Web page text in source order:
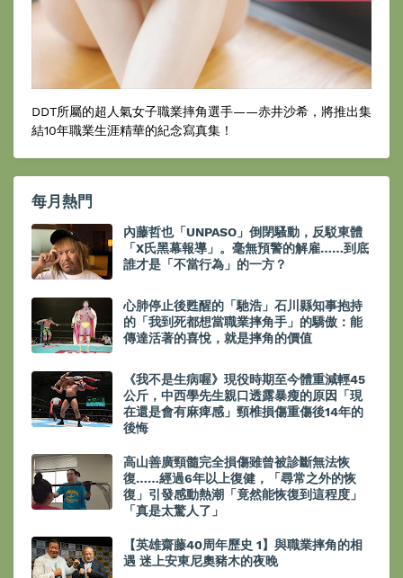
DDT所屬的超人氣女子職業摔角選手——赤井沙希，將推出集
結10年職業生涯精華的紀念寫真集！
每月熱門
內藤哲也「UNPASO」倒閉騷動，反駁東體
「X氏黑幕報導」。毫無預警的解雇……到底
誰才是「不當行為」的一方？
心肺停止後甦醒的「馳浩」石川縣知事抱持
的「我到死都想當職業摔角手」的驕傲：能
傳達活著的喜悅，就是摔角的價值
《我不是生病喔》現役時期至今體重減輕45
公斤，中西學先生親口透露暴瘦的原因「現
在還是會有麻痺感」頸椎損傷重傷後14年的
後悔
高山善廣頸髓完全損傷雖曾被診斷無法恢
復……經過6年以上復健，「尋常之外的恢
復」引發感動熱潮「竟然能恢復到這程度」
「真是太驚人了」
【英雄齋藤40周年歷史 1】與職業摔角的相
遇 迷上安東尼奧豬木的夜晚